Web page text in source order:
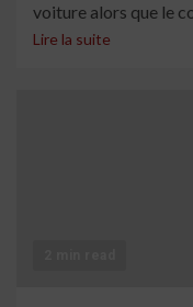
voiture alors que le
Lire la suite